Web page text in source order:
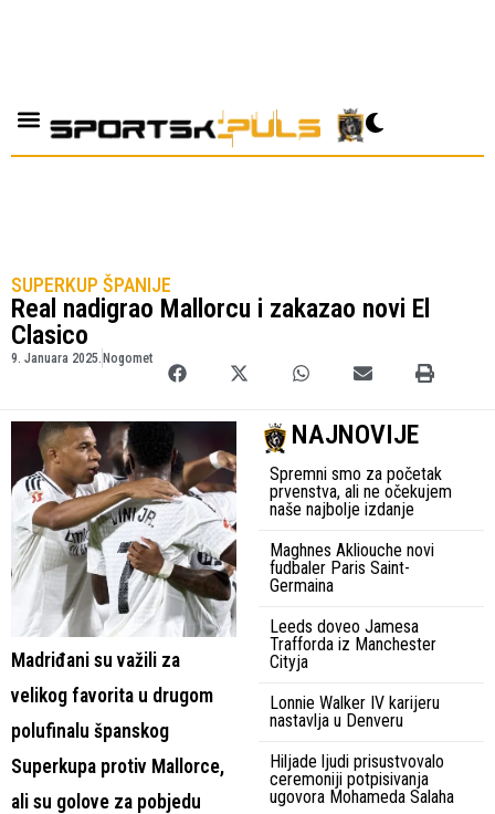
SUPERKUP ŠPANIJE
Real nadigrao Mallorcu i zakazao novi El
Clasico
9. Januara 2025. Nogomet
Madriđani su važili za
velikog favorita u drugom
polufinalu španskog
Superkupa protiv Mallorce,
ali su golove za pobjedu
NAJNOVIJE
Spremni smo za početak
prvenstva, ali ne očekujem
naše najbolje izdanje
Maghnes Akliouche novi
fudbaler Paris Saint-
Germaina
Leeds doveo Jamesa
Trafforda iz Manchester
Cityja
Lonnie Walker IV karijeru
nastavlja u Denveru
Hiljade ljudi prisustvovalo
ceremoniji potpisivanja
ugovora Mohameda Salaha